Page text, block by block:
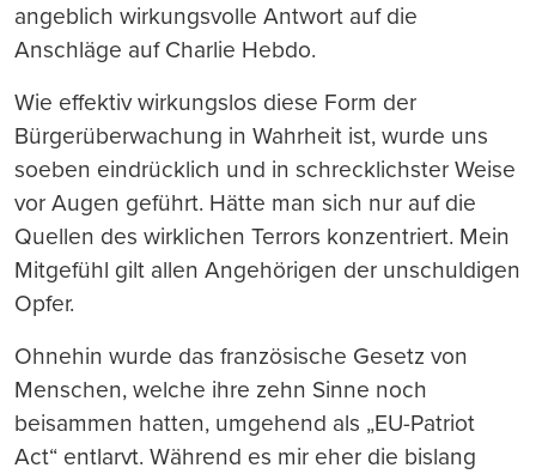
angeblich wirkungsvolle Antwort auf die
Anschläge auf Charlie Hebdo.
Wie effektiv wirkungslos diese Form der
Bürgerüberwachung in Wahrheit ist, wurde uns
soeben eindrücklich und in schrecklichster Weise
vor Augen geführt. Hätte man sich nur auf die
Quellen des wirklichen Terrors konzentriert. Mein
Mitgefühl gilt allen Angehörigen der unschuldigen
Opfer.
Ohnehin wurde das französische Gesetz von
Menschen, welche ihre zehn Sinne noch
beisammen hatten, umgehend als „EU-Patriot
Act“ entlarvt. Während es mir eher die bislang